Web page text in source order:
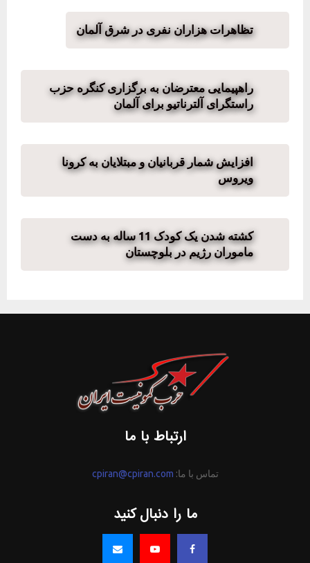
تظاهرات هزاران نفری در شرق آلمان
راهپیمایی معترضان به برگزاری کنگره حزب
راستگرای آلترناتیو برای آلمان
افزایش شمار قربانیان و مبتلایان به کرونا
ویروس
کشته شدن یک کودک 11 ساله به دست
ماموران رژیم در بلوچستان
ارتباط با ما
تماس با ما: cpiran@cpiran.com
ما را دنبال کنید